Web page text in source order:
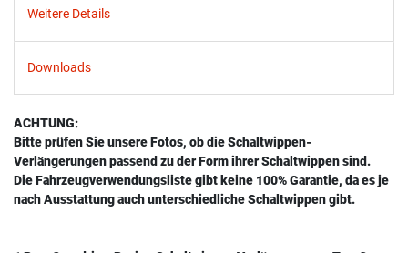
Weitere Details
Downloads
ACHTUNG:
Bitte prüfen Sie unsere Fotos, ob die Schaltwippen-
Verlängerungen passend zu der Form ihrer Schaltwippen sind.
Die Fahrzeugverwendungsliste gibt keine 100% Garantie, da es je
nach Ausstattung auch unterschiedliche Schaltwippen gibt.